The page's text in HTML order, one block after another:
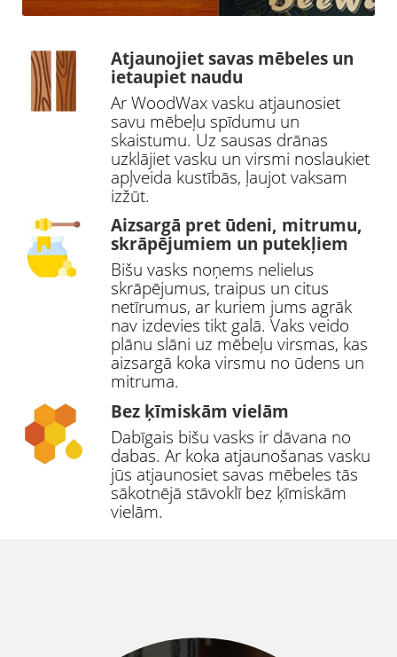
Atjaunojiet savas mēbeles un
ietaupiet naudu
Ar WoodWax vasku atjaunosiet
savu mēbeļu spīdumu un
skaistumu. Uz sausas drānas
uzklājiet vasku un virsmi noslaukiet
apļveida kustībās, ļaujot vaksam
izžūt.
Aizsargā pret ūdeni, mitrumu,
skrāpējumiem un putekļiem
Bišu vasks noņems nelielus
skrāpējumus, traipus un citus
netīrumus, ar kuriem jums agrāk
nav izdevies tikt galā. Vaks veido
plānu slāni uz mēbeļu virsmas, kas
aizsargā koka virsmu no ūdens un
mitruma.
Bez ķīmiskām vielām
Dabīgais bišu vasks ir dāvana no
dabas. Ar koka atjaunošanas vasku
jūs atjaunosiet savas mēbeles tās
sākotnējā stāvoklī bez ķīmiskām
vielām.